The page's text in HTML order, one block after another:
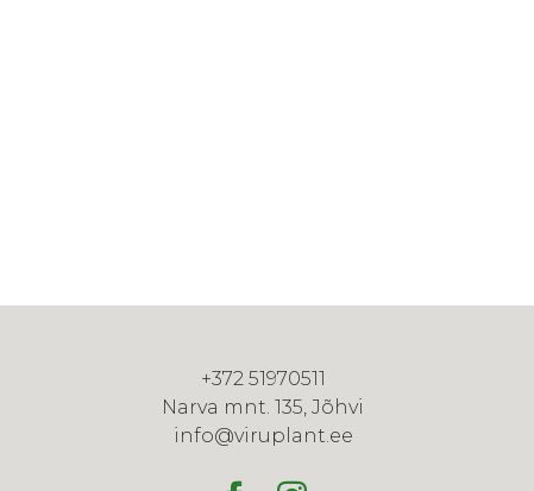
+372 51970511
Narva mnt. 135, Jõhvi
info@viruplant.ee